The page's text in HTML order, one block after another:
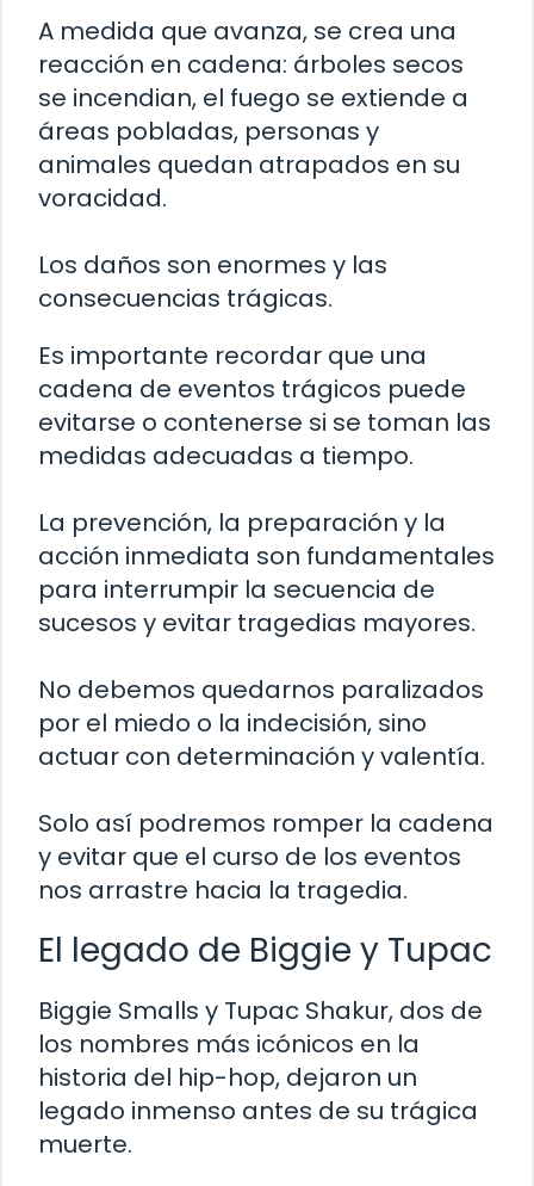
A medida que avanza, se crea una
reacción en cadena: árboles secos
se incendian, el fuego se extiende a
áreas pobladas, personas y
animales quedan atrapados en su
voracidad.
Los daños son enormes y las
consecuencias trágicas.
Es importante recordar que una
cadena de eventos trágicos puede
evitarse o contenerse si se toman las
medidas adecuadas a tiempo.
La prevención, la preparación y la
acción inmediata son fundamentales
para interrumpir la secuencia de
sucesos y evitar tragedias mayores.
No debemos quedarnos paralizados
por el miedo o la indecisión, sino
actuar con determinación y valentía.
Solo así podremos romper la cadena
y evitar que el curso de los eventos
nos arrastre hacia la tragedia.
El legado de Biggie y Tupac
Biggie Smalls y Tupac Shakur, dos de
los nombres más icónicos en la
historia del hip-hop, dejaron un
legado inmenso antes de su trágica
muerte.